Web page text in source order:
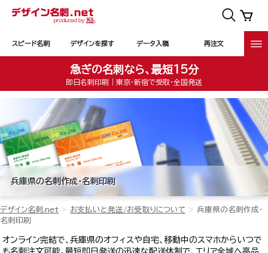
スピード名刺 デザインを探す データ入稿 再注文
急ぎの名刺なら、最短15分
即日名刺印刷｜東京・新宿で受取・全国発送
兵庫県の名刺作成・名刺印刷
デザイン名刺.net お支払いと発送/お受取りについて
兵庫県の名刺作成・
名刺印刷
オンライン完結で、兵庫県のオフィスや自宅、移動中のスマホからいつで